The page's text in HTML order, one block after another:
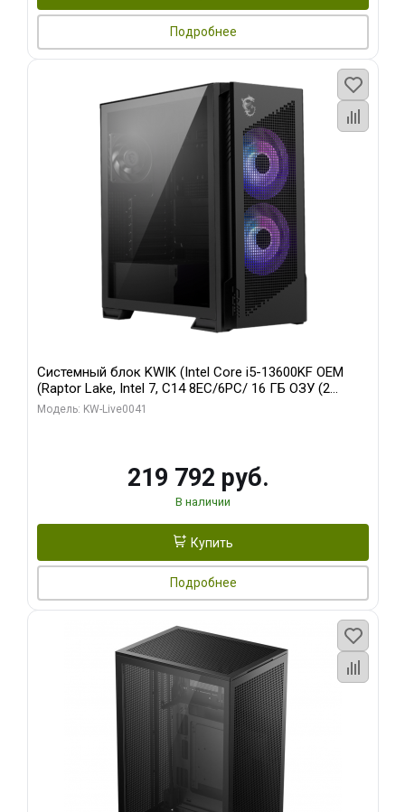
Подробнее
Системный блок KWIK (Intel Core i5-13600KF OEM
(Raptor Lake, Intel 7, C14 8EC/6PC/ 16 ГБ ОЗУ (2
модуля)/ Palit RTX5080 GAMINGPRO OC 16GB GDDR7
Модель: KW-Live0041
219 792 руб.
В наличии
Купить
Подробнее